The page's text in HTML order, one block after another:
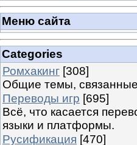
Меню сайта
Categories
Ромхакинг [308]
Общие темы,
Переводы игр [695]
Всё, что касается
языки и платформы.
Русификация [470]